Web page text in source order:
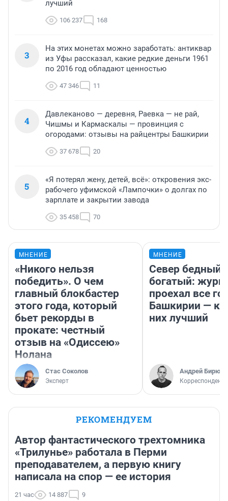
лучший
106 237 168
3
На этих монетах можно заработать: антиквар
из Уфы рассказал, какие редкие деньги 1961
по 2016 год обладают ценностью
47 346 11
4
Давлеканово — деревня, Раевка — не рай,
Чишмы и Кармаскалы — провинция с
огородами: отзывы на райцентры Башкирии
37 678 20
5
«Я потерял жену, детей, всё»: откровения экс-
рабочего уфимской «Лампочки» о долгах по
зарплате и закрытии завода
35 458 70
МНЕНИЕ
«Никого нельзя
победить». О чем
главный блокбастер
этого года, который
бьет рекорды в
прокате: честный
отзыв на «Одиссею»
Нолана
Стас Соколов
Эксперт
МНЕНИЕ
Север бедный,
богатый:
проехал все
Башкирии —
них лучший
Андрей
Корреспондент
РЕКОМЕНДУЕМ
Автор фантастического трехтомника
«Трилунье» работала в Перми
преподавателем, а первую книгу
написала на спор — ее история
21 час 14 887 9